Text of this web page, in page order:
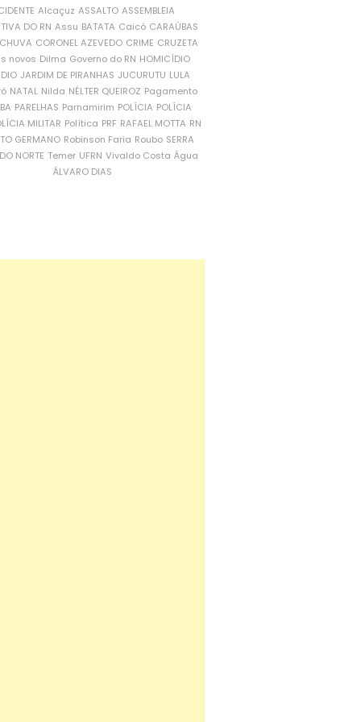
Alcaçuz ASSALTO ASSEMBLEIA
DO RN Assu BATATA Caicó CARAÚBAS
CORONEL AZEVEDO CRIME CRUZETA
novos Dilma Governo do RN HOMICÍDIO
JARDIM DE PIRANHAS JUCURUTU LULA
NATAL Nilda NÉLTER QUEIROZ Pagamento
PARELHAS Parnamirim POLÍCIA POLÍCIA
MILITAR Política PRF RAFAEL MOTTA RN
GERMANO Robinson Faria Roubo SERRA
NORTE Temer UFRN Vivaldo Costa Água
ÁLVARO DIAS